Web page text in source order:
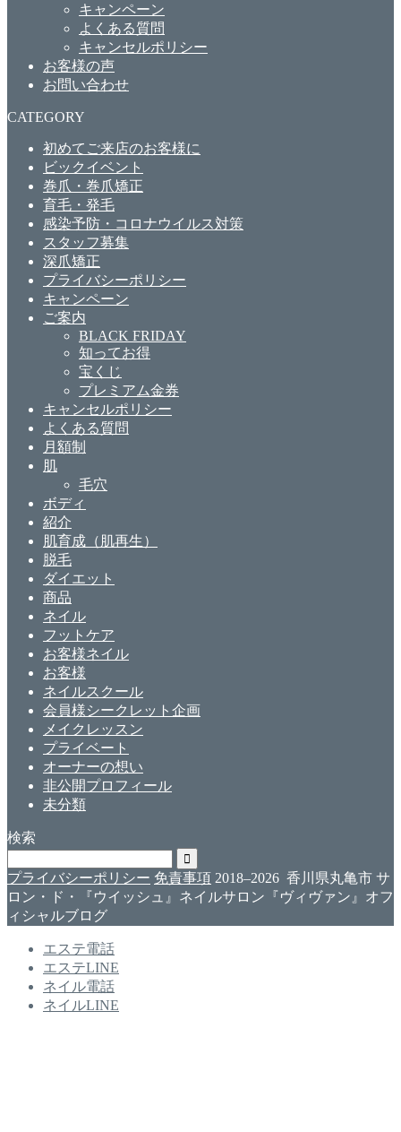
キャンペーン
よくある質問
キャンセルポリシー
お客様の声
お問い合わせ
CATEGORY
初めてご来店のお客様に
ビックイベント
巻爪・巻爪矯正
育毛・発毛
感染予防・コロナウイルス対策
スタッフ募集
深爪矯正
プライバシーポリシー
キャンペーン
ご案内
BLACK FRIDAY
知ってお得
宝くじ
プレミアム金券
キャンセルポリシー
よくある質問
月額制
肌
毛穴
ボディ
紹介
肌育成（肌再生）
脱毛
ダイエット
商品
ネイル
フットケア
お客様ネイル
お客様
ネイルスクール
会員様シークレット企画
メイクレッスン
プライベート
オーナーの想い
非公開プロフィール
未分類
検索
プライバシーポリシー 免責事項 2018–2026 香川県丸亀市 サ
ロン・ド・『ウイッシュ』ネイルサロン『ヴィヴァン』オフ
ィシャルブログ
エステ電話
エステLINE
ネイル電話
ネイルLINE